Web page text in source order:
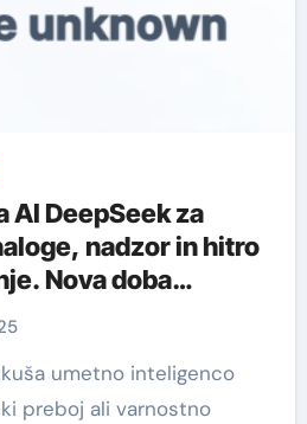
AI DeepSeek za
nadzor in hitro
Nova doba
preboj ali varnostno